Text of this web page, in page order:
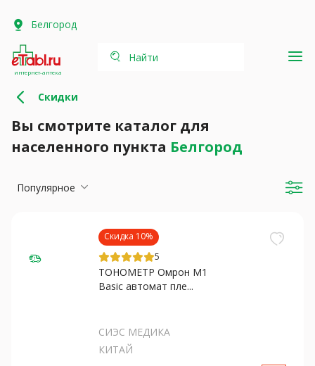
Белгород
интернет-аптека
Найти
Скидки
Вы смотрите каталог для
населенного пункта Белгород
Популярное
Скидка 10%
5
ТОНОМЕТР Омрон M1
Basic автомат пле...
СИЭС МЕДИКА
КИТАЙ